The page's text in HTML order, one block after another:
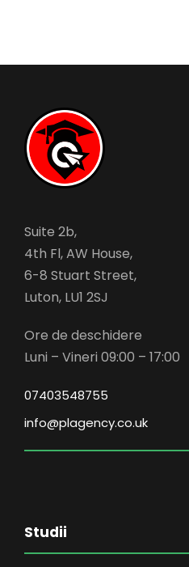
Suite 2b,
4th Fl, AW House,
6-8 Stuart Street,
Luton, LU1 2SJ
Ore de deschidere
Luni – Vineri 09:00 – 17:00
07403548755
info@plagency.co.uk
Studii